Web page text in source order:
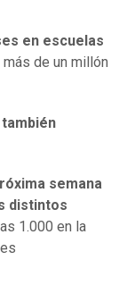
en escuelas
más de un millón
semana
distintos
1.000 en la